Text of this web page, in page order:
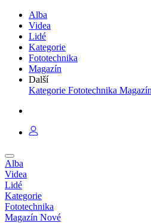
Alba
Videa
Lidé
Kategorie
Fototechnika
Magazín
Další
Kategorie Fototechnika Magazín
Alba
Videa
Lidé
Kategorie
Fototechnika
Magazín Nové